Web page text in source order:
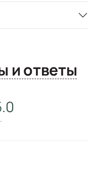
Вопросы и ответы